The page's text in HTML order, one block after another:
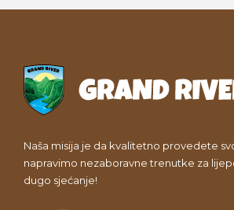
Naša misija je da kvalitetno provedete
napravimo nezaboravne trenutke za
dugo sjećanje!